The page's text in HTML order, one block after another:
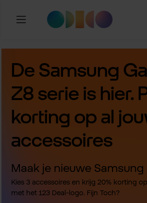
Ga naar de hoofdinhoud
De Samsung
Z8 serie is hier.
korting op al
accessoires
Maak je nieuwe
Kies 3 accessoires en krijg 20% korting
met het 123 Deal-logo. Fijn Toch?